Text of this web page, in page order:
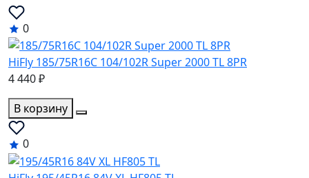
0
HiFly 185/75R16C 104/102R Super 2000 TL 8PR
4 440 ₽
В корзину
0